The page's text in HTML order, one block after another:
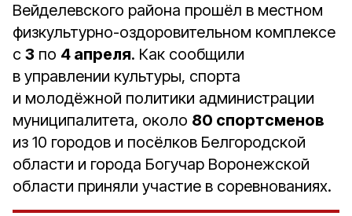
Вейделевского района прошёл в местном
физкультурно-оздоровительном комплексе
с 3 по 4 апреля. Как сообщили
в управлении культуры, спорта
и молодёжной политики администрации
муниципалитета, около 80 спортсменов
из 10 городов и посёлков Белгородской
области и города Богучар Воронежской
области приняли участие в соревнованиях.